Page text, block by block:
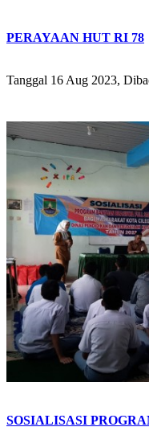
PERAYAAN HUT RI 78
Tanggal 16 Aug 2023,
SOSIALISASI